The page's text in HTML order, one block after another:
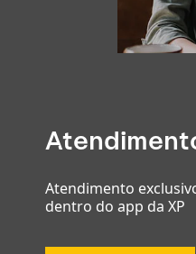
Atendimento
dentro do app da XP